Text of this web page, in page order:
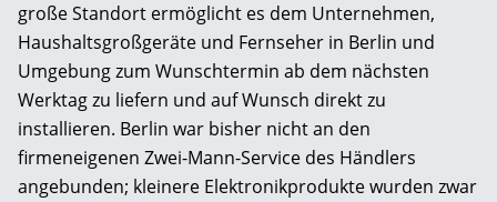
große Standort ermöglicht es dem Unternehmen,
Haushaltsgroßgeräte und Fernseher in Berlin und
Umgebung zum Wunschtermin ab dem nächsten
Werktag zu liefern und auf Wunsch direkt zu
installieren. Berlin war bisher nicht an den
firmeneigenen Zwei-Mann-Service des Händlers
angebunden; kleinere Elektronikprodukte wurden zwar